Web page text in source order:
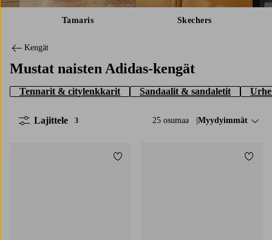
Tamaris Skechers
Kengät
Mustat naisten Adidas-kengät
Tennarit & citylenkkarit Sandaalit & sandaletit
25 osumaa Lajittele:
Myydyimmät
Lajittele 3
Lisää suosikkeihin